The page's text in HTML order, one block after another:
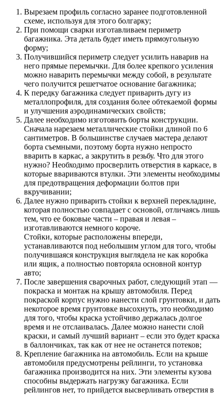
Вырезаем профиль согласно заранее подготовленной
схеме, используя для этого болгарку;
При помощи сварки изготавливаем периметр
багажника. Эта деталь будет иметь прямоугольную
форму;
Получившийся периметр следует усилить наварив на
него прямые перемычки. Для более крепкого усиления
можно наварить перемычки между собой, в результате
чего получится решетчатое основание багажника;
К передку багажника следует приварить дугу из
металлопрофиля, для создания более обтекаемой формы
и улучшения аэродинамических свойств;
Далее необходимо изготовить борты конструкции.
Сначала нарезаем металлические стойки длиной по 6
сантиметров. В большинстве случаев мастера делают
борта съемными, поэтому борта нужно непросто
вварить в каркас, а закрутить в резьбу. Что для этого
нужно? Необходимо просверлить отверстия в каркасе, в
которые ввариваются втулки. Эти элементы необходимы
для предотвращения деформации болтов при
вкручивании;
Далее нужно приварить стойки к верхней перекладине,
которая полностью совпадает с основой, отличаясь лишь
тем, что ее боковые части – правая и левая –
изготавливаются немного короче.
Стойки, которые расположены впереди,
устанавливаются под небольшим углом для того, чтобы
получившаяся конструкция выглядела не как коробка
или ящик, а полностью повторяла основной контур
авто;
После завершения сварочных работ, следующий этап —
покраска и монтаж на крышу автомобиля. Перед
покраской корпус нужно нанести слой грунтовки, и дать
некоторое время грунтовке высохнуть, это необходимо
для того, чтобы краска устойчиво держалась долгое
время и не отслаивалась. Далее можно нанести слой
краски, и самый лучший вариант – если это будет краска
в баллончиках, так как от нее не останется потеков;
Крепление багажника на автомобиль. Если на крыше
автомобиля предусмотрены рейлинги, то установка
багажника производится на них. Эти элементы кузова
способны выдержать нагрузку багажника. Если
рейлингов нет, то прийдется высверливать отверстия в